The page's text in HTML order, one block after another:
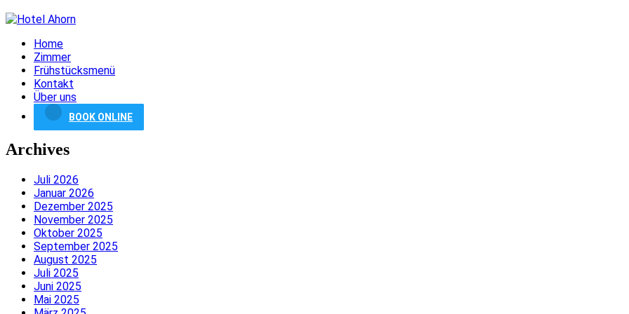
Home
Zimmer
Frühstücksmenü
Kontakt
Über uns
BOOK ONLINE
Archives
Juli 2026
Januar 2026
Dezember 2025
November 2025
Oktober 2025
September 2025
August 2025
Juli 2025
Juni 2025
Mai 2025